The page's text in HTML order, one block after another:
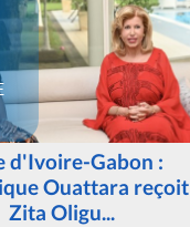
d'Ivoire-Gabon :
Ouattara reçoit
Zita Oligu...